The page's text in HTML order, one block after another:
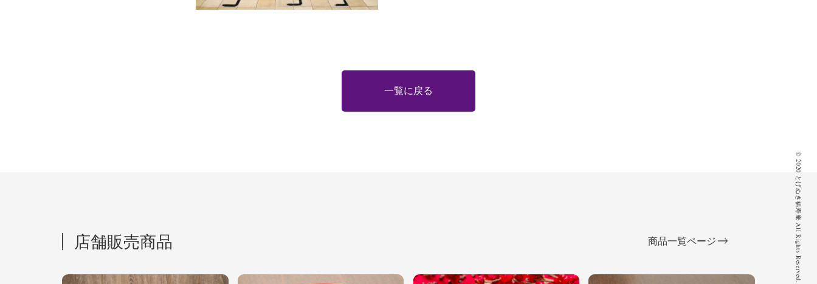
© 2020 とげぬき福寿庵 All Rights Reserved.
一覧に戻る
店舗販売商品 商品一覧ページ